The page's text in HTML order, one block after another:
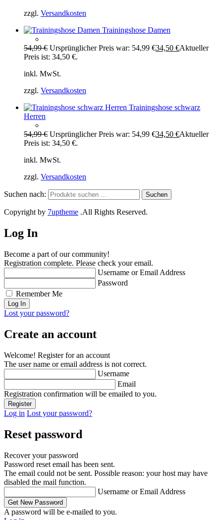
zzgl. Versandkosten
Trainingshose Damen
54,99€ Ursprünglicher Preis war: 54,99 €34,50 €Aktueller
Preis ist: 34,50 €.
inkl. MwSt.
zzgl. Versandkosten
Trainingshose schwarz
Herren
54,99€ Ursprünglicher Preis war: 54,99 €34,50 €Aktueller
Preis ist: 34,50 €.
inkl. MwSt.
zzgl. Versandkosten
Suchen nach: Suchen
Copyright by 7uptheme .All Rights Reserved.
Log In
Become a part of our community!
Registration complete. Please check your email.
Username or Email Address
Password
Remember Me
Lost your password?
Create an account
Welcome! Register for an account
The user name or email address is not correct.
Username
Email
Registration confirmation will be emailed to you.
Log in Lost your password?
Reset password
Recover your password
Password reset email has been sent.
The email could not be sent. Possible reason: your host may have
disabled the mail function.
Username or Email Address
A password will be e-mailed to you.